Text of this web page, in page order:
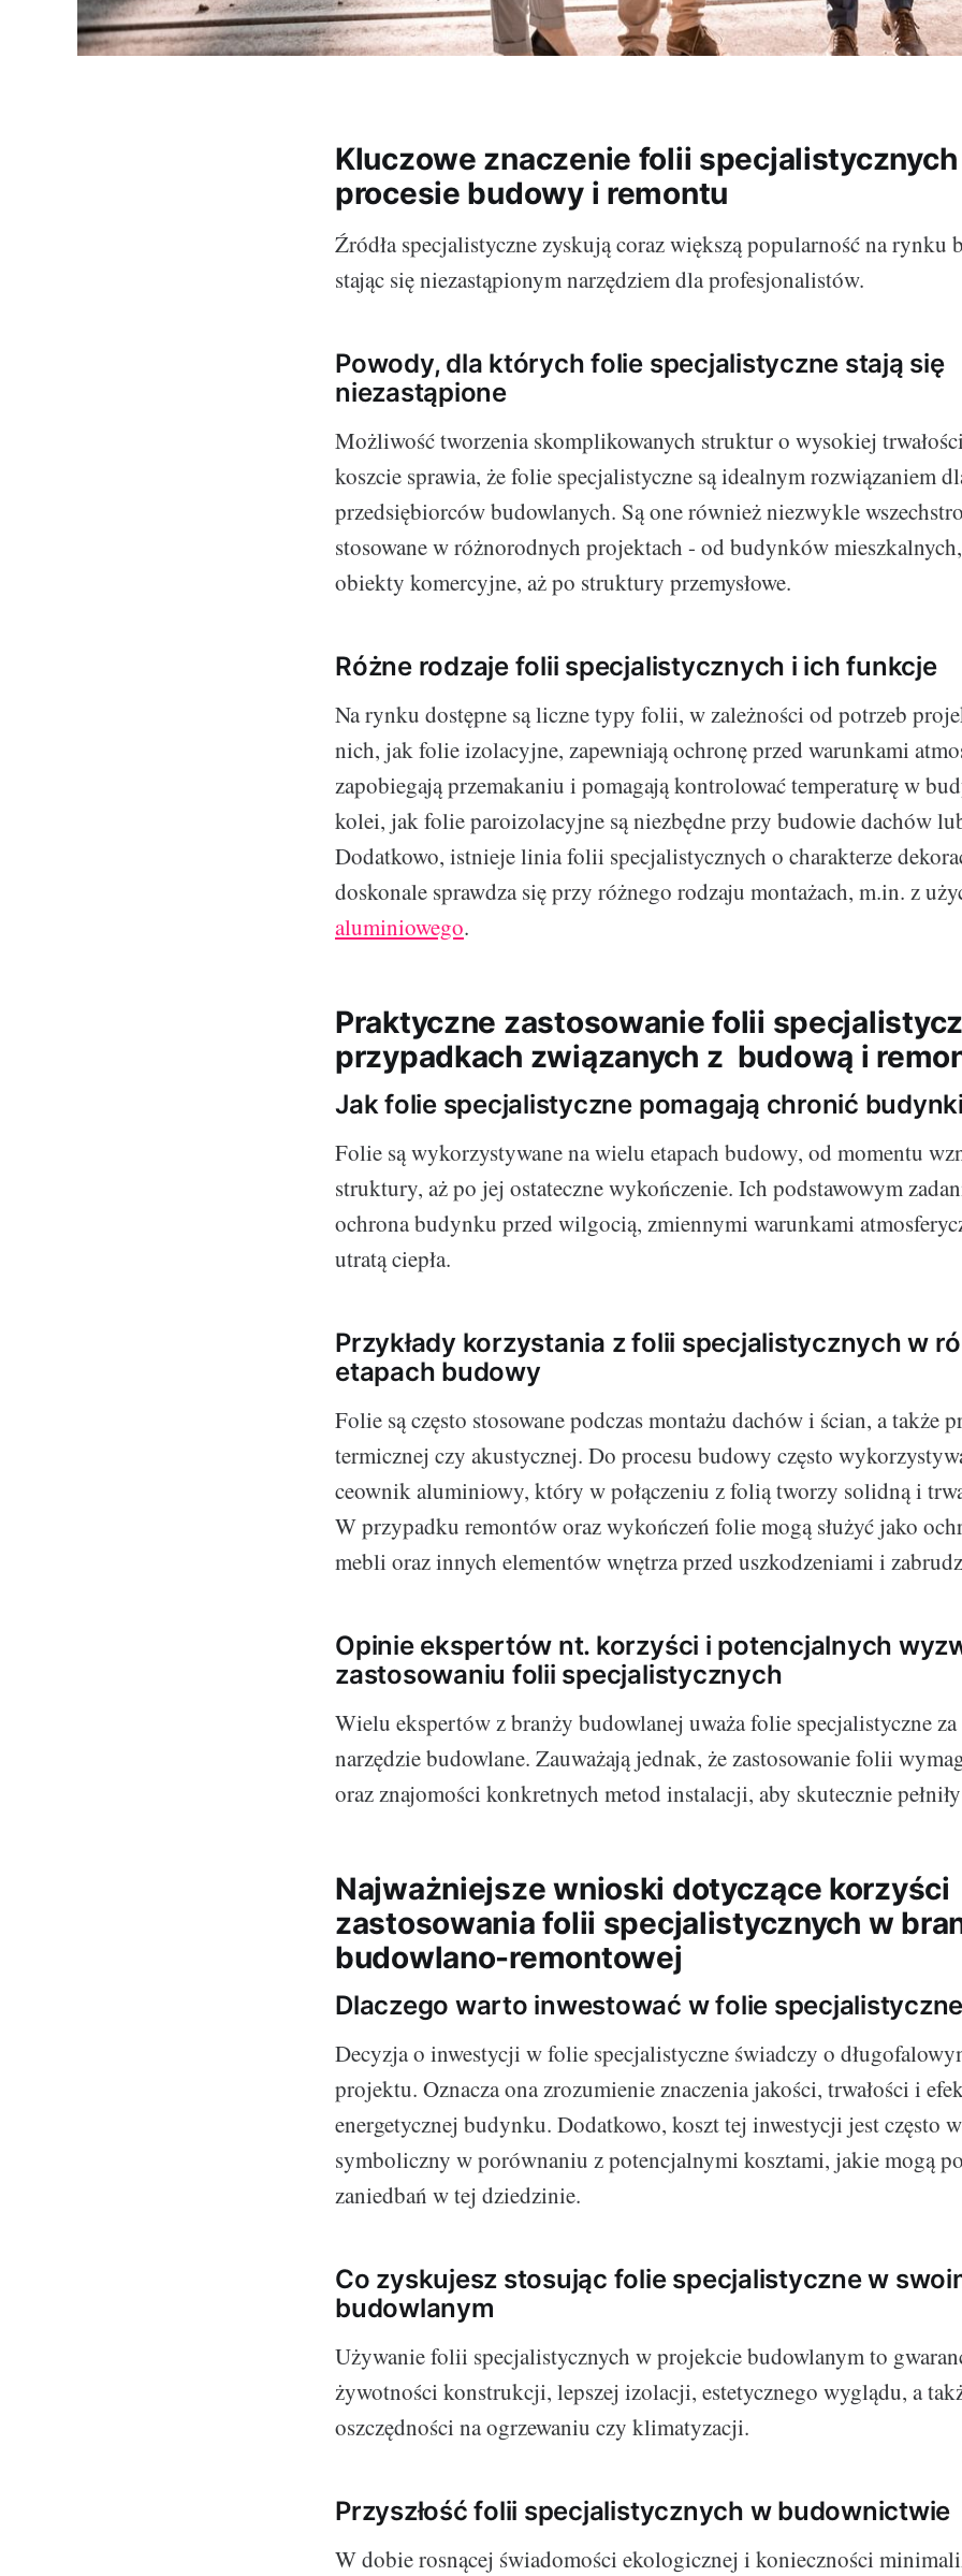
Kluczowe znaczenie folii
procesie budowy i remontu
Źródła specjalistyczne zyskują coraz większą popularność na rynku
stając się niezastąpionym narzędziem dla profesjonalistów.
Powody, dla których folie specjalistyczne stają się
niezastąpione
Możliwość tworzenia skomplikowanych struktur o wysokiej
koszcie sprawia, że folie specjalistyczne są idealnym rozwiązaniem
przedsiębiorców budowlanych. Są one również niezwykle
stosowane w różnorodnych projektach - od budynków
obiekty komercyjne, aż po struktury przemysłowe.
Różne rodzaje folii specjalistycznych i ich funkcje
Na rynku dostępne są liczne typy folii, w zależności od potrzeb
nich, jak folie izolacyjne, zapewniają ochronę przed warunkami
zapobiegają przemakaniu i pomagają kontrolować temperaturę w
kolei, jak folie paroizolacyjne są niezbędne przy budowie dachów
Dodatkowo, istnieje linia folii specjalistycznych o charakterze
doskonale sprawdza się przy różnego rodzaju montażach, m.in. z
aluminiowego.
Praktyczne zastosowanie folii
przypadkach związanych z budową i
Jak folie specjalistyczne pomagają chronić
Folie są wykorzystywane na wielu etapach budowy, od momentu
struktury, aż po jej ostateczne wykończenie. Ich podstawowym
ochrona budynku przed wilgocią, zmiennymi warunkami
utratą ciepła.
Przykłady korzystania z folii specjalistycznych w
etapach budowy
Folie są często stosowane podczas montażu dachów i ścian, a także
termicznej czy akustycznej. Do procesu budowy często
ceownik aluminiowy, który w połączeniu z folią tworzy solidną i
W przypadku remontów oraz wykończeń folie mogą służyć jako
mebli oraz innych elementów wnętrza przed uszkodzeniami i
Opinie ekspertów nt. korzyści i potencjalnych
zastosowaniu folii specjalistycznych
Wielu ekspertów z branży budowlanej uważa folie specjalistyczne
narzędzie budowlane. Zauważają jednak, że zastosowanie folii
oraz znajomości konkretnych metod instalacji, aby skutecznie
Najważniejsze wnioski dotyczące korzyści
zastosowania folii specjalistycznych w
budowlano-remontowej
Dlaczego warto inwestować w folie
Decyzja o inwestycji w folie specjalistyczne świadczy o
projektu. Oznacza ona zrozumienie znaczenia jakości, trwałości i
energetycznej budynku. Dodatkowo, koszt tej inwestycji jest często
symboliczny w porównaniu z potencjalnymi kosztami, jakie mogą
zaniedbań w tej dziedzinie.
Co zyskujesz stosując folie specjalistyczne w
budowlanym
Używanie folii specjalistycznych w projekcie budowlanym to
żywotności konstrukcji, lepszej izolacji, estetycznego wyglądu, a
oszczędności na ogrzewaniu czy klimatyzacji.
Przyszłość folii specjalistycznych w budownictwie
W dobie rosnącej świadomości ekologicznej i konieczności